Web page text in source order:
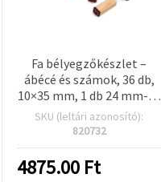
Fa bélyegzőkészlet –
ábécé és számok, 36 db,
10×35 mm, 1 db 24 mm-es
tintapárnával, fedeles
dobozban (6,5×12×5 cm)
SKU (leltári azonosító):
820732
4875.00 Ft